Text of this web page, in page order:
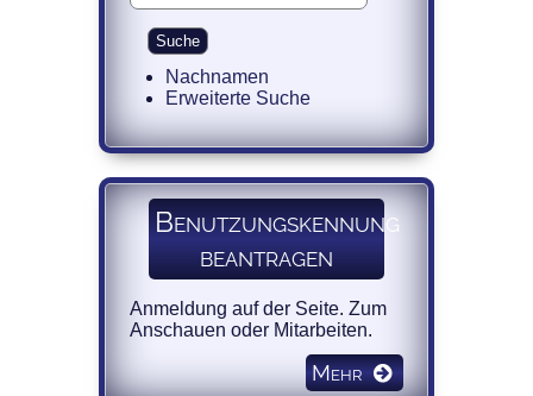
Nachnamen
Erweiterte Suche
Benutzungskennung
beantragen
Anmeldung auf der Seite. Zum
Anschauen oder Mitarbeiten.
Mehr